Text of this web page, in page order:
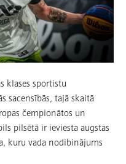
klases sportistu
sacensībās, tajā skaitā
čempionātos un
pilsētā ir ieviesta augstas
kuru vada nodibinājums